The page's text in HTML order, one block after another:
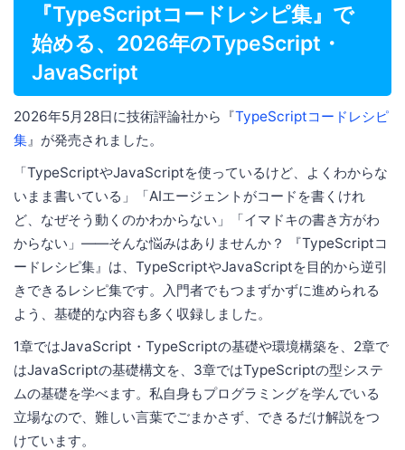
『TypeScriptコードレシピ集』で
始める、2026年のTypeScript・
JavaScript
2026年5月28日に技術評論社から『TypeScriptコードレシピ
集 』が発売されました。
「TypeScriptやJavaScriptを使っているけど、よくわからな
いまま書いている」「AIエージェントがコードを書くけれ
ど、なぜそう動くのかわからない」「イマドキの書き方がわ
からない」——そんな悩みはありませんか？ 『TypeScriptコ
ードレシピ集』は、TypeScriptやJavaScriptを目的から逆引
きできるレシピ集です。入門者でもつまずかずに進められる
よう、基礎的な内容も多く収録しました。
1章ではJavaScript・TypeScriptの基礎や環境構築を、2章で
はJavaScriptの基礎構文を、3章ではTypeScriptの型システ
ムの基礎を学べます。私自身もプログラミングを学んでいる
立場なので、難しい言葉でごまかさず、できるだけ解説をつ
けています。